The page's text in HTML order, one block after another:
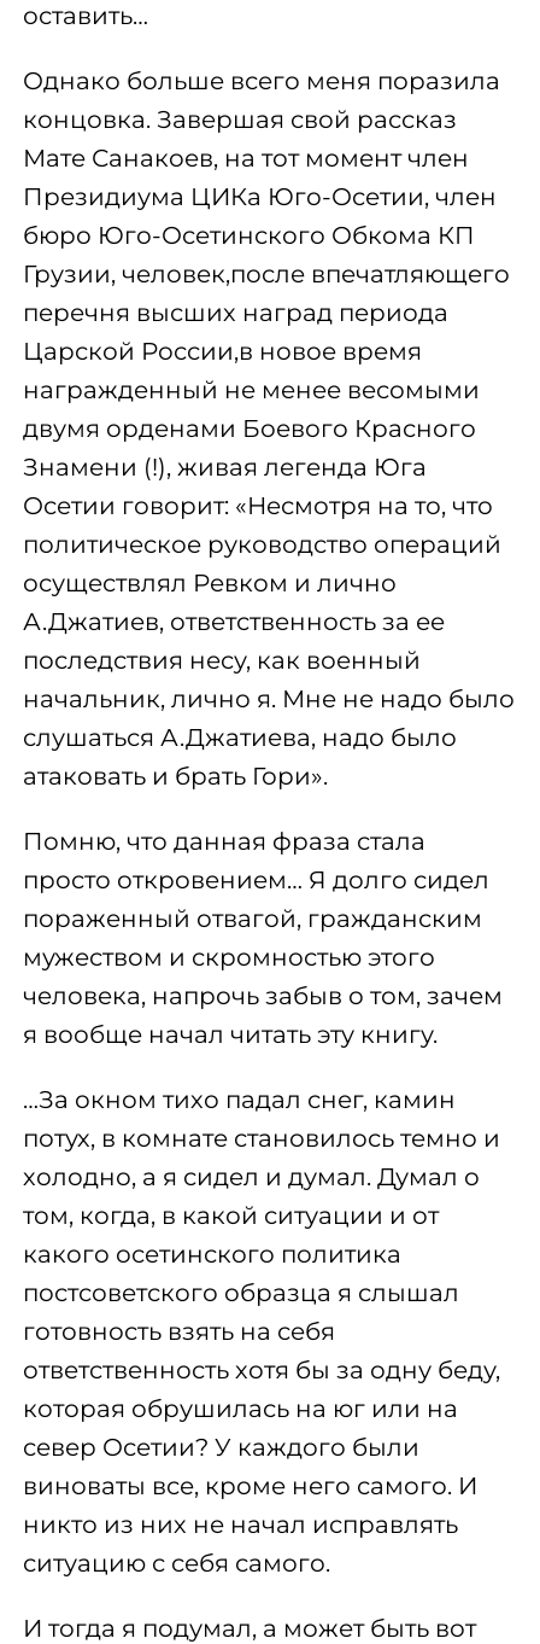
оставить…
Однако больше всего меня поразила
концовка. Завершая свой рассказ
Мате Санакоев, на тот момент член
Президиума ЦИКа Юго-Осетии, член
бюро Юго-Осетинского Обкома КП
Грузии, человек,после впечатляющего
перечня высших наград периода
Царской России,в новое время
награжденный не менее весомыми
двумя орденами Боевого Красного
Знамени (!), живая легенда Юга
Осетии говорит: «Несмотря на то, что
политическое руководство операций
осуществлял Ревком и лично
А.Джатиев, ответственность за ее
последствия несу, как военный
начальник, лично я. Мне не надо было
слушаться А.Джатиева, надо было
атаковать и брать Гори».
Помню, что данная фраза стала
просто откровением… Я долго сидел
пораженный отвагой, гражданским
мужеством и скромностью этого
человека, напрочь забыв о том, зачем
я вообще начал читать эту книгу.
…За окном тихо падал снег, камин
потух, в комнате становилось темно и
холодно, а я сидел и думал. Думал о
том, когда, в какой ситуации и от
какого осетинского политика
постсоветского образца я слышал
готовность взять на себя
ответственность хотя бы за одну беду,
которая обрушилась на юг или на
север Осетии? У каждого были
виноваты все, кроме него самого. И
никто из них не начал исправлять
ситуацию с себя самого.
И тогда я подумал, а может быть вот